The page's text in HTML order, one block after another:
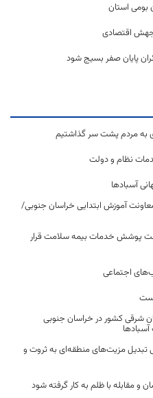
بومی استان
اقتصادی
پایان صفر بسیج شود
به مردم پشت سر گذاشتیم
نظام و دولت
آسبادها
آموزش ابتدایی خراسان جنوبی/
تحت پوشش خدمات بیمه سلامت قرار
اجتماعی
شرقی کشور در خراسان جنوبی
مزیت‌های منطقه‌ای به ثروت و
و مقابله با ظلم به کار گرفته شود